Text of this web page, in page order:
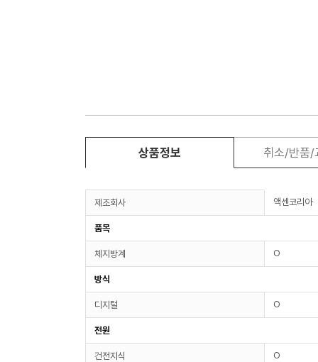
상품정보 취소/반품/
제조회사 액센코리아
품목
체지방계 O
방식
디지털 O
전원
건전지식 O